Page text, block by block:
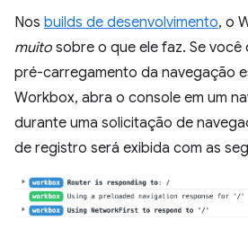
Nos builds de desenvolvimento, o
muito sobre o que ele faz. Se você
pré-carregamento da navegação
Workbox, abra o console em um
durante uma solicitação de
de registro será exibida com as